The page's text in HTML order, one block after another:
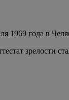
года в
зрелости